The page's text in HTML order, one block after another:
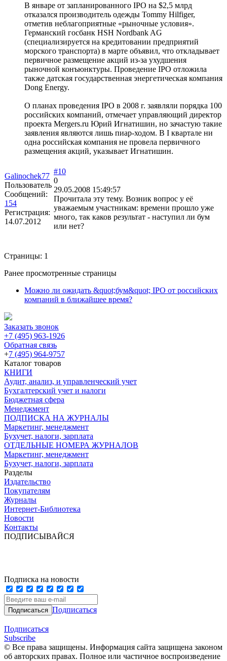
В январе от запланированного IPO на $2,5 млрд
отказался производитель одежды Tommy Hilfiger,
отметив неблагоприятные «рыночные условия».
Германский госбанк HSH Nordbank AG
(специализируется на кредитовании предприятий
морского транспорта) в марте объявил, что откладывает
первичное размещение акций из-за ухудшения
рыночной конъюнктуры. Проведение IPO отложила
также датская государственная энергетическая компания
Dong Energy.
О планах проведения IPO в 2008 г. заявляли порядка 100
российских компаний, отмечает управляющий директор
проекта Mergers.ru Юрий Игнатишин, но зачастую такие
заявления являются лишь пиар-ходом. В I квартале ни
одна российская компания не провела первичного
размещения акций, указывает Игнатишин.
Galinochek77
Пользователь
Сообщений:
154
Регистрация:
14.07.2012
#10
0
29.05.2008 15:49:57
Прочитала эту тему. Возник вопрос у её
уважаемым участникам: времени прошло уже
много, так каков результат - наступил ли бум
или нет?
Страницы: 1
Ранее просмотренные страницы
Можно ли ожидать &quot;бум&quot; IPO от российских
компаний в ближайшее время?
Заказать звонок
+7 (495) 963-1926
Обратная связь
+7 (495) 964-9757
Каталог товаров
КНИГИ
Аудит, анализ, и управленческий учет
Бухгалтерский учет и налоги
Бюджетная сфера
Менеджмент
ПОДПИСКА НА ЖУРНАЛЫ
Маркетинг, менеджмент
Бухучет, налоги, зарплата
ОТДЕЛЬНЫЕ НОМЕРА ЖУРНАЛОВ
Маркетинг, менеджмент
Бухучет, налоги, зарплата
Разделы
Издательство
Покупателям
Журналы
Интернет-Библиотека
Новости
Контакты
ПОДПИСЫВАЙСЯ
Подписка на новости
Подписаться
Подписаться
Subscribe
© Все права защищены. Информация сайта защищена законом
об авторских правах. Полное или частичное воспроизведение